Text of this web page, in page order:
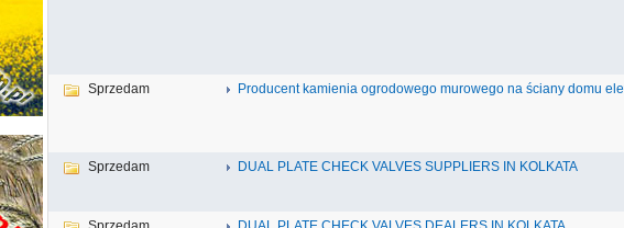
Sprzedam Producent kamienia ogrodowego murowego na ściany domu
Sprzedam DUAL PLATE CHECK VALVES SUPPLIERS IN KOLKATA